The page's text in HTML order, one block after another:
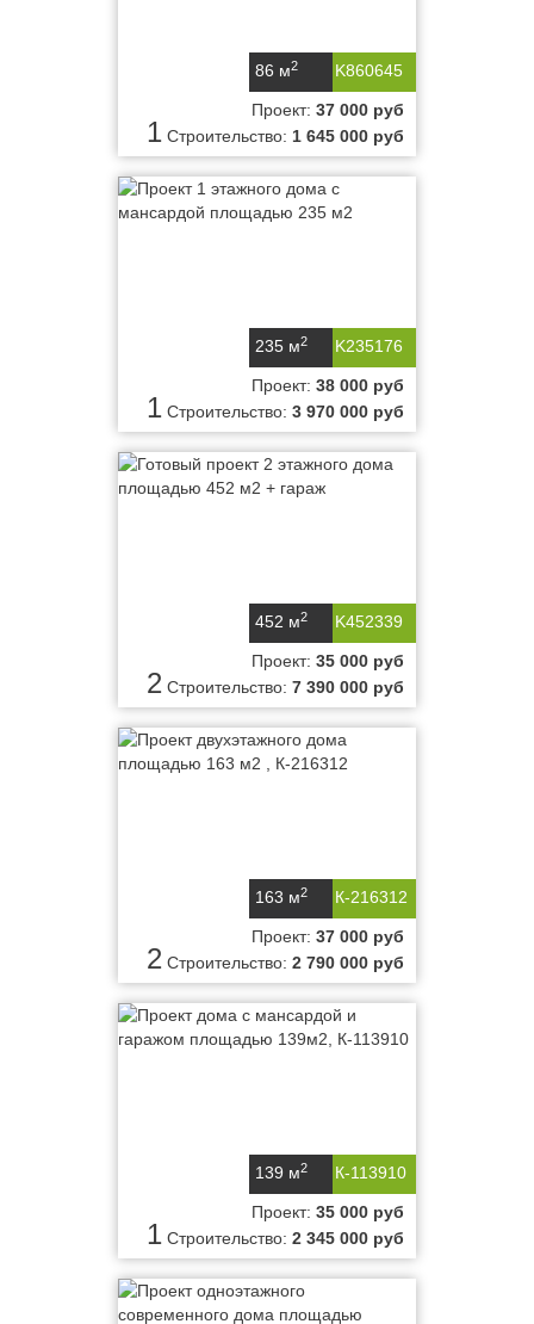
K860645
86 м2
1
Проект: 37 000 руб
Строительство: 1 645 000 руб
K235176
235 м2
1
Проект: 38 000 руб
Строительство: 3 970 000 руб
K452339
452 м2
2
Проект: 35 000 руб
Строительство: 7 390 000 руб
К-216312
163 м2
2
Проект: 37 000 руб
Строительство: 2 790 000 руб
К-113910
139 м2
1
Проект: 35 000 руб
Строительство: 2 345 000 руб